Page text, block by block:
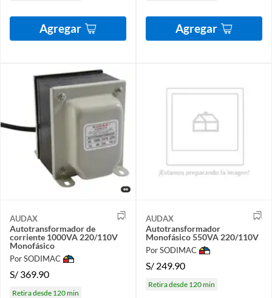
Agregar Agregar
AUDAX
Autotransformador de
corriente 1000VA 220/110V
Monofásico
Por SODIMAC
S/ 369.90
Retira desde 120 min
AUDAX
Autotransformador
Monofásico 550VA 220/110V
Por SODIMAC
S/ 249.90
Retira desde 120 min